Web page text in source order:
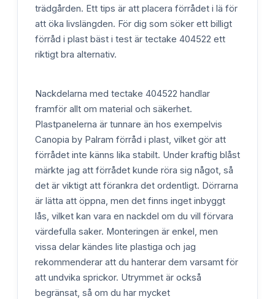
trädgården. Ett tips är att placera förrådet i lä för
att öka livslängden. För dig som söker ett billigt
förråd i plast bäst i test är tectake 404522 ett
riktigt bra alternativ.
Nackdelarna med tectake 404522 handlar
framför allt om material och säkerhet.
Plastpanelerna är tunnare än hos exempelvis
Canopia by Palram förråd i plast, vilket gör att
förrådet inte känns lika stabilt. Under kraftig blåst
märkte jag att förrådet kunde röra sig något, så
det är viktigt att förankra det ordentligt. Dörrarna
är lätta att öppna, men det finns inget inbyggt
lås, vilket kan vara en nackdel om du vill förvara
värdefulla saker. Monteringen är enkel, men
vissa delar kändes lite plastiga och jag
rekommenderar att du hanterar dem varsamt för
att undvika sprickor. Utrymmet är också
begränsat, så om du har mycket